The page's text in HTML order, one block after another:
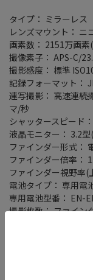
タイプ： ミラーレス
レンズマウント： ニ
画素数： 2151万画
撮像素子： APS-C/
撮影感度： 標準
記録フォーマット：
連写撮影： 高速連続
マ/秒
シャッタースピード
液晶モニター： 3.2
ファインダー形式：
ファインダー倍率：
ファインダー視野率
電池タイプ： 専用電
専用電池型番： EN-
撮影枚数： ファイン
記録メディア： SD
スロット： シングル